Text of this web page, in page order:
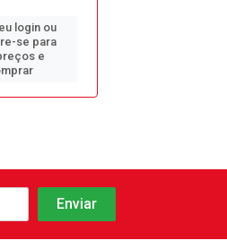
login ou
se para
e